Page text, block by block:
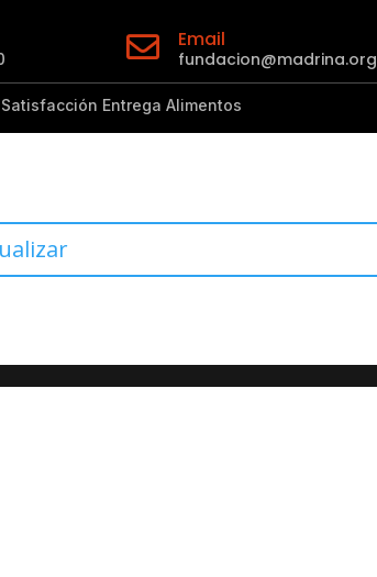
 Email
fundacion@madrina.org
Satisfacción Entrega Alimentos